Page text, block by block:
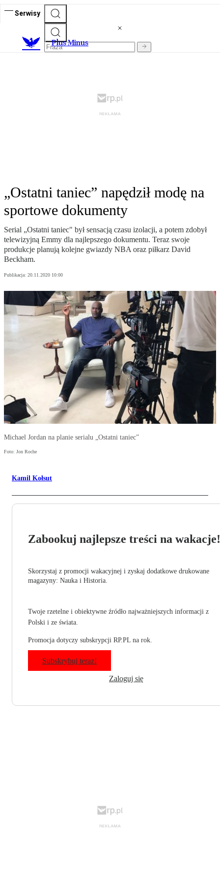
Serwisy
Plus Minus
„Ostatni taniec” napędził modę na
sportowe dokumenty
Serial „Ostatni taniec" był sensacją czasu izolacji, a potem zdobył
telewizyjną Emmy dla najlepszego dokumentu. Teraz swoje
produkcje planują kolejne gwiazdy NBA oraz piłkarz David
Beckham.
Publikacja: 20.11.2020 10:00
Michael Jordan na planie serialu „Ostatni taniec”
Foto: Jon Roche
Kamil Kołsut
Zabookuj najlepsze treści na wakacje!
Skorzystaj z promocji wakacyjnej i zyskaj dodatkowe drukowane
magazyny: Nauka i Historia.
Twoje rzetelne i obiektywne źródło najważniejszych informacji z
Polski i ze świata.
Promocja dotyczy subskrypcji RP.PL na rok.
Subskrybuj teraz!
Zaloguj się